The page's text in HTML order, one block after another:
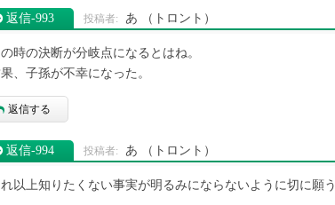
返信‐993 あ （トロント）
時の決断が分岐点になるとはね。
、子孫が不幸になった。
返信する
返信‐994 あ （トロント）
以上知りたくない事実が明るみにならないように切に願う